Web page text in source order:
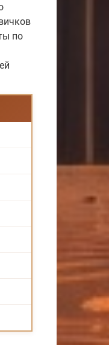
по